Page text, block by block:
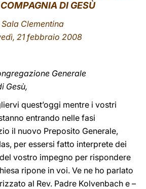
DI GESÙ
Sala Clementina
21 febbraio 2008
Generale
Gesù,
quest’oggi mentre i vostri
entrando nelle fasi
il nuovo Preposito Generale,
per essersi fatto interprete dei
vostro impegno per rispondere
ripone in voi. Ve ne ho parlato
al Rev. Padre Kolvenbach e –